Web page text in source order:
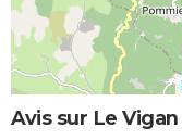
Avis sur Le Vigan